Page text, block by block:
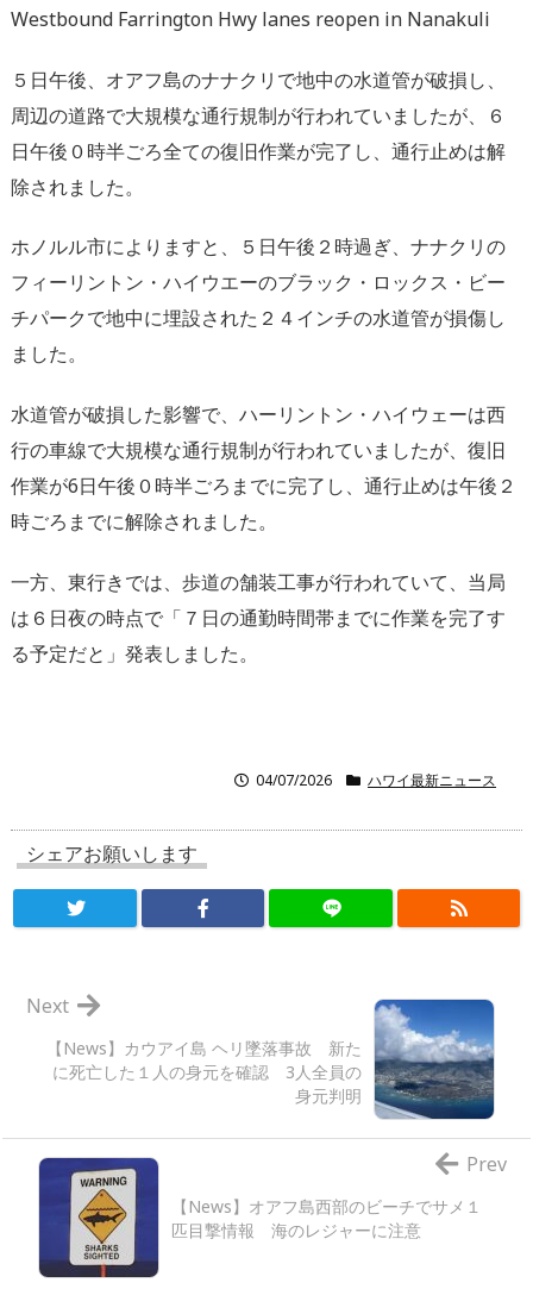
Westbound Farrington Hwy lanes reopen in Nanakuli
５日午後、オアフ島のナナクリで地中の水道管が破損し、
周辺の道路で大規模な通行規制が行われていましたが、６
日午後０時半ごろ全ての復旧作業が完了し、通行止めは解
除されました。
ホノルル市によりますと、５日午後２時過ぎ、ナナクリの
フィーリントン・ハイウエーのブラック・ロックス・ビー
チパークで地中に埋設された２４インチの水道管が損傷し
ました。
水道管が破損した影響で、ハーリントン・ハイウェーは西
行の車線で大規模な通行規制が行われていましたが、復旧
作業が6日午後０時半ごろまでに完了し、通行止めは午後２
時ごろまでに解除されました。
一方、東行きでは、歩道の舗装工事が行われていて、当局
は６日夜の時点で「７日の通勤時間帯までに作業を完了す
る予定だと」発表しました。
04/07/2026 ハワイ最新ニュース
シェアお願いします
【News】カウアイ島 ヘリ墜落事故 新た
に死亡した１人の身元を確認 3人全員の
身元判明
Next
【News】オアフ島西部のビーチでサメ１
匹目撃情報 海のレジャーに注意
Prev